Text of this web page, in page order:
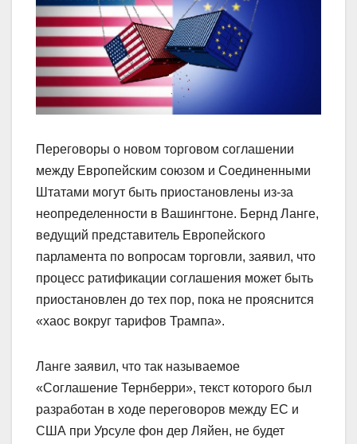
Переговоры о новом торговом соглашении
между Европейским союзом и Соединенными
Штатами могут быть приостановлены из-за
неопределенности в Вашингтоне. Бернд Ланге,
ведущий представитель Европейского
парламента по вопросам торговли, заявил, что
процесс ратификации соглашения может быть
приостановлен до тех пор, пока не прояснится
«хаос вокруг тарифов Трампа».
Ланге заявил, что так называемое
«Соглашение Тернберри», текст которого был
разработан в ходе переговоров между ЕС и
США при Урсуле фон дер Ляйен, не будет